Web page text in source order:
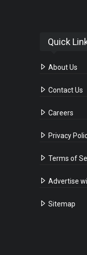
Quick
About Us
Contact Us
Careers
Privacy
Terms of
Advertise
Sitemap